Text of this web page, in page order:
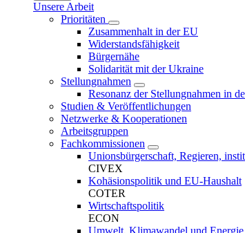
Unsere Arbeit
Prioritäten
Zusammenhalt in der EU
Widerstandsfähigkeit
Bürgernähe
Solidarität mit der Ukraine
Stellungnahmen
Resonanz der Stellungnahmen in
Studien & Veröffentlichungen
Netzwerke & Kooperationen
Arbeitsgruppen
Fachkommissionen
Unionsbürgerschaft, Regieren,
CIVEX
Kohäsionspolitik und EU-Haushalt
COTER
Wirtschaftspolitik
ECON